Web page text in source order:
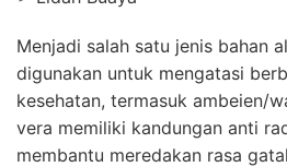
Menjadi salah satu jenis bahan
digunakan untuk mengatasi
kesehatan, termasuk ambeien/
vera memiliki kandungan anti
membantu meredakan rasa